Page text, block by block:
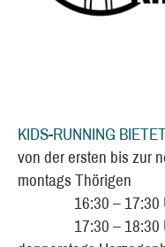
KIDS-RUNNING
von der ersten bis zur
montags Thörigen
16:30 – 17:30
17:30 – 18:30